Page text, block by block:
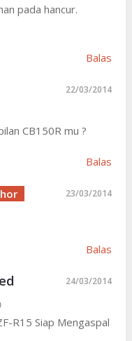
pada hancur.
Balas
22/03/2014
CB150R mu ?
Balas
23/03/2014
Balas
24/03/2014
R15 Siap Mengaspal